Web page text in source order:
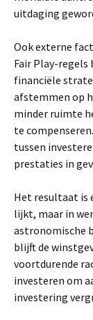
uitdaging
Ook externe
Fair Play-regels
financiële
afstemmen op
minder ruimte
te
tussen
prestaties in
Het resultaat is
lijkt, maar in
astronomische
blijft de
voortdurende
investeren om
investering